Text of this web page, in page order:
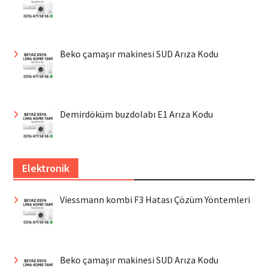
Beko çamaşır makinesi SUD Arıza Kodu
Demirdöküm buzdolabı E1 Arıza Kodu
Elektronik
Viessmann kombi F3 Hatası Çözüm Yöntemleri
Beko çamaşır makinesi SUD Arıza Kodu